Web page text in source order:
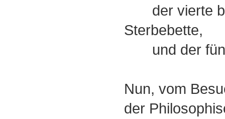
der vierte
Sterbebette,
und der
Nun, vom
der